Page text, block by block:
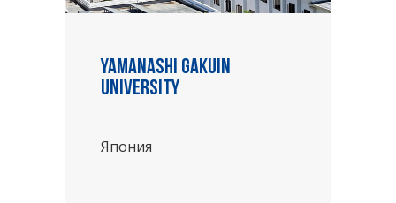
Yamanashi Gakuin
University
Япония